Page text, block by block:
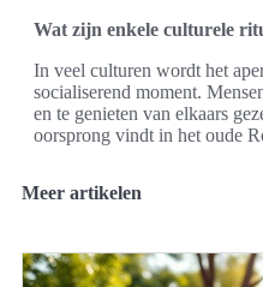
Wat zijn enkele culturele
In veel culturen wordt het
socialiserend moment.
en te genieten van elkaars
oorsprong vindt in het oude
Meer artikelen